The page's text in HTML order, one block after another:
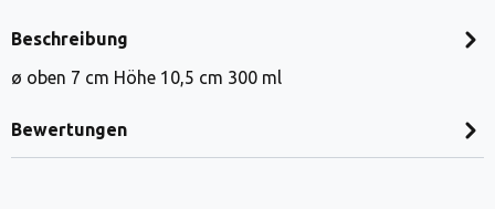
Beschreibung
ø oben 7 cm Höhe 10,5 cm 300 ml
Bewertungen